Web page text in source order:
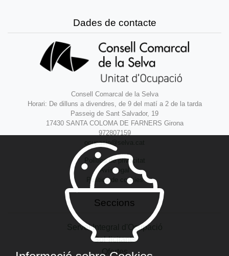
Dades de contacte
Consell Comarcal de la Selva
Horari: De dilluns a divendres, de 9 del matí a 2 de la tarda
Passeig de Sant Salvador, 19
17430 SANTA COLOMA DE FARNERS Girona
972807159
ocupacio@selva.cat
Política de privacitat
Avís legal
Política de cookies
Seccions
Servei Integral d'Ocupació
Sol·licitants
Ofertes